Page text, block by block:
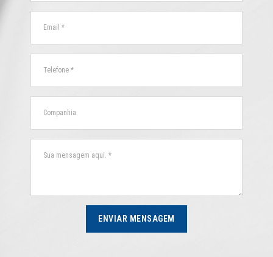
ENVIAR MENSAGEM